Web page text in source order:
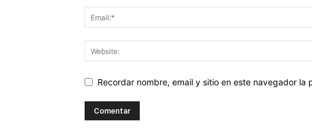
Recordar nombre, email y sitio en este navegador la